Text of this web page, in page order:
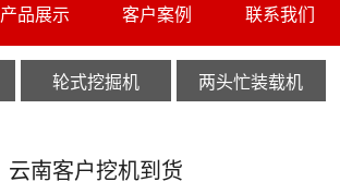
产品展示 客户案例 联系我们
轮式挖掘机 两头忙装载机
云南客户挖机到货